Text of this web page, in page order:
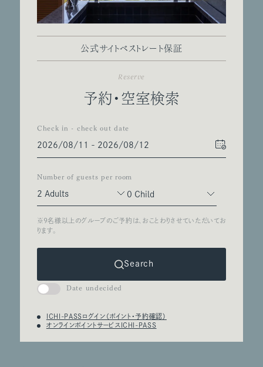
公式サイトベストレート保証
Reserve
予約・空室検索
Check in - check out date
Number of guests per room
Search
Date undecided
ICHI-PASSログイン（ポイント・予約確認）
オンラインポイントサービスICHI-PASS